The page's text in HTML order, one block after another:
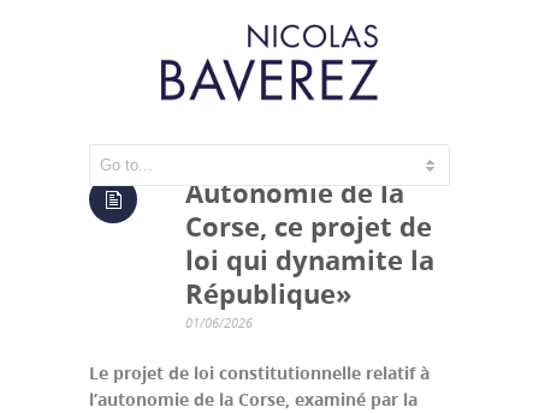
Autonomie de la
Corse, ce projet de
loi qui dynamite la
République»
01/06/2026
Le projet de loi constitutionnelle relatif à
l’autonomie de la Corse, examiné par la